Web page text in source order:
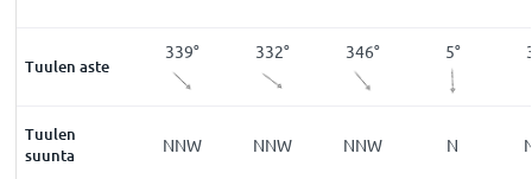
Tuulen aste
339° 332° 346° 5°
Tuulen
suunta
NNW NNW NNW N